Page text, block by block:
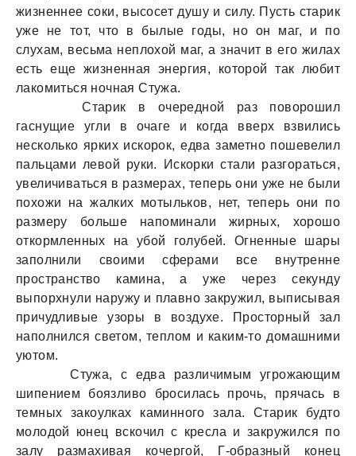
жизненнее соки, высосет душу и силу. Пусть старик
уже не тот, что в былые годы, но он маг, и по
слухам, весьма неплохой маг, а значит в его жилах
есть еще жизненная энергия, которой так любит
лакомиться ночная Стужа.
Старик в очередной раз поворошил
гаснущие угли в очаге и когда вверх взвились
несколько ярких искорок, едва заметно пошевелил
пальцами левой руки. Искорки стали разгораться,
увеличиваться в размерах, теперь они уже не были
похожи на жалких мотыльков, нет, теперь они по
размеру больше напоминали жирных, хорошо
откормленных на убой голубей. Огненные шары
заполнили своими сферами все внутренне
пространство камина, а уже через секунду
выпорхнули наружу и плавно закружил, выписывая
причудливые узоры в воздухе. Просторный зал
наполнился светом, теплом и каким-то домашними
уютом.
Стужа, с едва различимым угрожающим
шипением боязливо бросилась прочь, прячась в
темных закоулках каминного зала. Старик будто
молодой юнец вскочил с кресла и закружился по
залу размахивая кочергой, Г-образный конец